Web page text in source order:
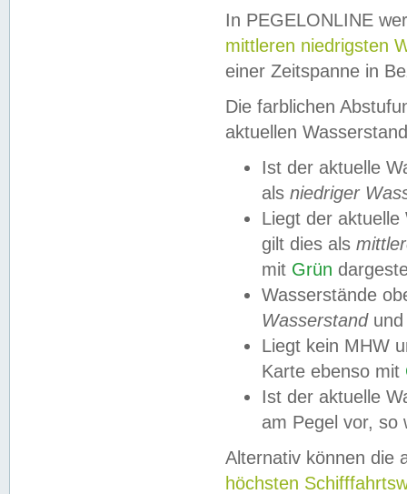
In PEGELONLINE
mittleren niedrigsten
einer Zeitspanne in
Die farblichen
aktuellen
Ist der aktuelle
als niedriger
Liegt der
gilt dies als
mit Grün
Wasserstände
Wasserstandund
Liegt kein MHW
Karte ebenso mit
Ist der aktuelle
am Pegel vor,
Alternativ können die
höchsten